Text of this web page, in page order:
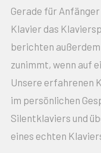
Gerade für
Klavier das
berichten außerdem
zunimmt, wenn auf
Unsere erfahrenen
im persönlichen
Silentklaviers und
eines echten